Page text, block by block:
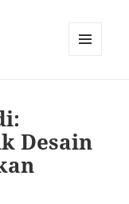
Desain